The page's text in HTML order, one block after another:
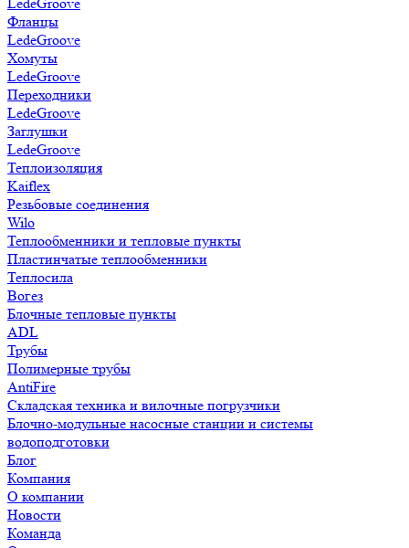
Фланцы
LedeGroove
Хомуты
LedeGroove
Переходники
LedeGroove
Заглушки
LedeGroove
Теплоизоляция
Kaiflex
Резьбовые соединения
Wilo
Теплообменники и тепловые пункты
Пластинчатые теплообменники
Теплосила
Вогез
Блочные тепловые пункты
ADL
Трубы
Полимерные трубы
AntiFire
Складская техника и вилочные погрузчики
Блочно-модульные насосные станции и системы
водоподготовки
Блог
Компания
О компании
Новости
Команда